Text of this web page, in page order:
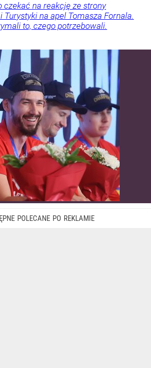
czekać na reakcję ze strony
na apel Tomasza Fornala.
to, czego potrzebowali.